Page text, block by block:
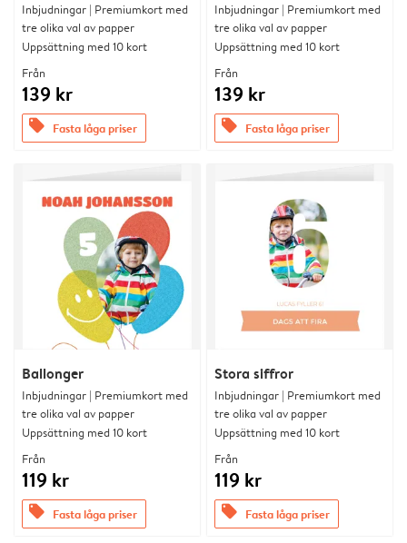
Inbjudningar | Premiumkort med
tre olika val av papper
Uppsättning med 10 kort
Från
139 kr
offers Fasta låga priser
Inbjudningar | Premiumkort med
tre olika val av papper
Uppsättning med 10 kort
Från
139 kr
offers Fasta låga priser
Ballonger
Inbjudningar | Premiumkort med
tre olika val av papper
Uppsättning med 10 kort
Från
119 kr
offers Fasta låga priser
Stora siffror
Inbjudningar | Premiumkort med
tre olika val av papper
Uppsättning med 10 kort
Från
119 kr
offers Fasta låga priser